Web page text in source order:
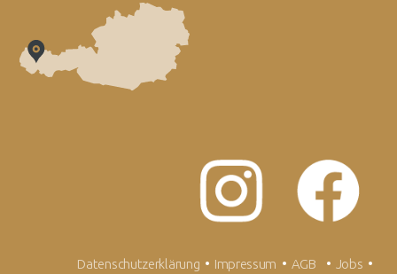
Datenschutzerklärung • Impressum • AGB • Jobs •